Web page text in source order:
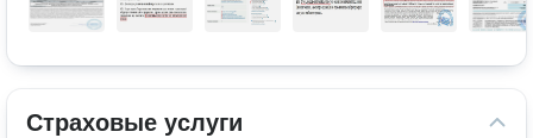
Страховые услуги